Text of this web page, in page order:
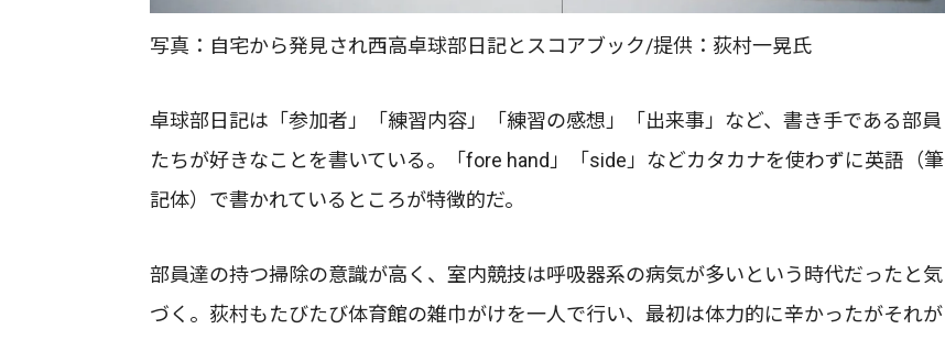
写真：自宅から発見され西高卓球部日記とスコアブック/提供：荻村一晃氏
卓球部日記は「参加者」「練習内容」「練習の感想」「出来事」など、書き手である部員
たちが好きなことを書いている。「fore hand」「side」などカタカナを使わずに英語（筆
記体）で書かれているところが特徴的だ。
部員達の持つ掃除の意識が高く、室内競技は呼吸器系の病気が多いという時代だったと気
づく。荻村もたびたび体育館の雑巾がけを一人で行い、最初は体力的に辛かったがそれが